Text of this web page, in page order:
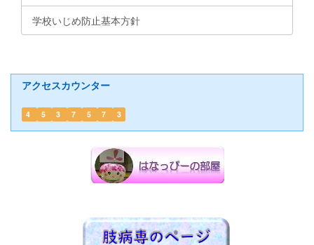
学校いじめ防止基本方針
アクセスカウンター
4 5 3 7 5 7 3